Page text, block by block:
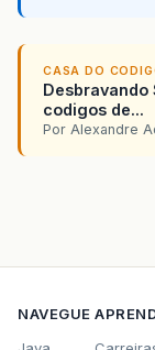
CASA DO
Desbravando
codigos de...
Por Alexandre
NAVEGUE